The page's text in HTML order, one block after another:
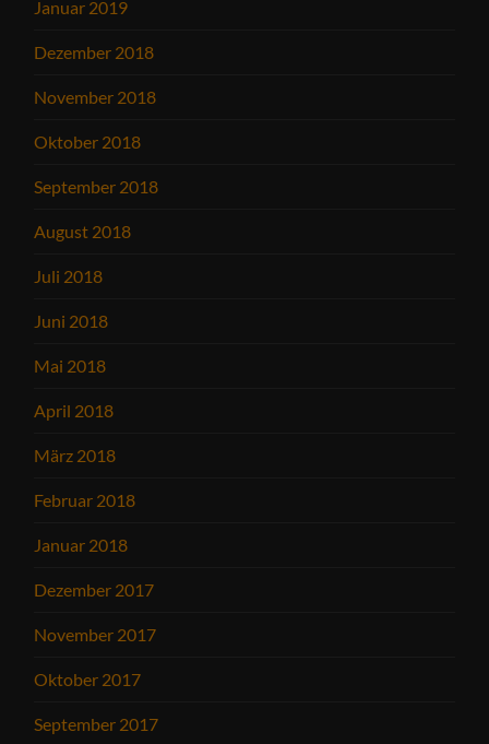
Januar 2019
Dezember 2018
November 2018
Oktober 2018
September 2018
August 2018
Juli 2018
Juni 2018
Mai 2018
April 2018
März 2018
Februar 2018
Januar 2018
Dezember 2017
November 2017
Oktober 2017
September 2017